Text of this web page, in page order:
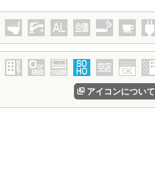
アイコンについて